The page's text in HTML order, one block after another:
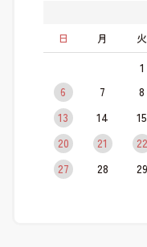
日
月 火
1
6
7 8
13
14 15
20
21 22
27
28 29